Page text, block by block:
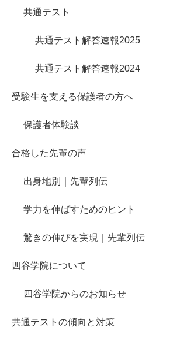
共通テスト
共通テスト解答速報2025
共通テスト解答速報2024
受験生を支える保護者の方へ
保護者体験談
合格した先輩の声
出身地別｜先輩列伝
学力を伸ばすためのヒント
驚きの伸びを実現｜先輩列伝
四谷学院について
四谷学院からのお知らせ
共通テストの傾向と対策